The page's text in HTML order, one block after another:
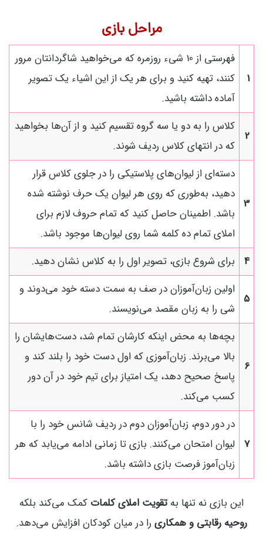
مراحل بازی
1
فهرستی از 10 شیء روزمره که می‌خواهید شاگردانتان مرور
کنند، تهیه کنید و برای هر یک از این اشیاء یک تصویر
آماده داشته باشید.
2
کلاس را به دو یا سه گروه تقسیم کنید و از آن‌ها بخواهید
که در انتهای کلاس ردیف شوند.
3
دسته‌ای از لیوان‌های پلاستیکی را در جلوی کلاس قرار
دهید، به‌طوری که روی هر لیوان یک حرف نوشته شده
باشد. اطمینان حاصل کنید که تمام حروف لازم برای
املای تمام ده کلمه شما روی لیوان‌ها موجود باشد.
4
برای شروع بازی، تصویر اول را به کلاس نشان دهید.
5
اولین زبان‌آموزان در صف به سمت دسته خود می‌دوند و
شی را به زبان مقصد می‌نویسند.
6
بچه‌ها به محض اینکه کارشان تمام شد، دست‌هایشان را
بالا می‌برند. زبان‌آموزی که اول دست خود را بلند کند و
پاسخ صحیح دهد، یک امتیاز برای تیم خود در آن دور
کسب می‌کند.
7
در دور دوم، زبان‌آموزان دوم در ردیف شانس خود را با
لیوان امتحان می‌کنند. بازی تا زمانی ادامه می‌یابد که هر
زبان‌آموز فرصت بازی داشته باشد.
این بازی نه تنها بهتقویت املای کلمات کمک می‌کند بلکه
روحیه رقابتی و همکاری را در میان کودکان افزایش می‌دهد.